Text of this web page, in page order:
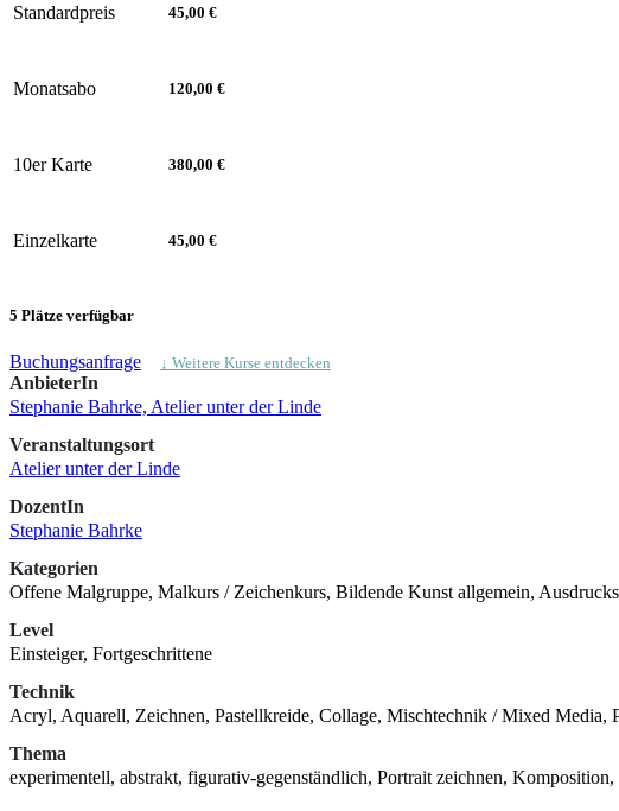
Standardpreis 45,00 €
Monatsabo 120,00 €
10er Karte 380,00 €
Einzelkarte 45,00 €
5 Plätze verfügbar
Buchungsanfrage ↓ Weitere Kurse entdecken
AnbieterIn
Stephanie Bahrke, Atelier unter der Linde
Veranstaltungsort
Atelier unter der Linde
DozentIn
Stephanie Bahrke
Kategorien
Offene Malgruppe, Malkurs / Zeichenkurs, Bildende Kunst allgemein,
Level
Einsteiger, Fortgeschrittene
Technik
Acryl, Aquarell, Zeichnen, Pastellkreide, Collage, Mischtechnik / Mixed
Thema
experimentell, abstrakt, figurativ-gegenständlich, Portrait zeichnen,